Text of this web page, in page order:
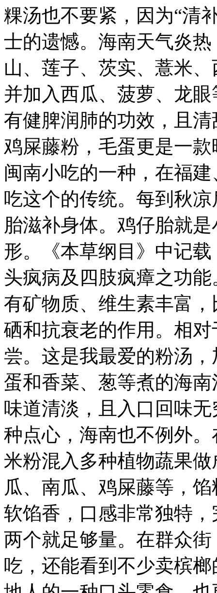
味，
不
种
高
档
餐
粿汤也不要紧，因为“清
士的遗憾。海南天气炎
山、莲子、茨实、薏米
并加入西瓜、菠萝、龙
有健脾润肺的功效，且
鸡屎藤粉，毛蛋更是一
闽南小吃的一种，在福
吃这个的传统。每到秋
胎滋补身体。鸡仔胎就
形。《本草纲目》中记
头疯病及四肢疯瘴之功
有矿物质、维生素丰富
硒和抗衰老的作用。相
尝。 这是我最爱的粉汤
蛋和香菜、葱等煮的海
味道清淡，且入口回味无
种点心，海南也不例外
米粉混入多种植物蔬果
瓜、南瓜、鸡屎藤等，
软馅香，口感非常独特
两个就足够量。 在群众
吃，还能看到不少卖槟